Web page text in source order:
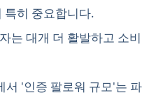
특히 중요합니다.
는 대개 더 활발하고 소
'인증 팔로워 규모'는